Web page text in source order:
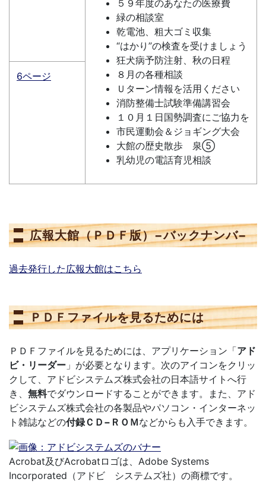
５９年度のあなたの医療費
緑の相談室
乾電池、粗大ゴミ収集
“はかり”の検査を受けましょう
狂犬病予防注射、秋の日程
８月の各種相談
Ｕターン情報を活用ください
消防整備士試験準備講習会
１０月１日国勢調査にご協力を
市民運動会＆ジョギング大会
大館の歴史散歩 泉⑤
乳幼児の電話育児相談
6ページ
広報大館（ＰＤＦ版）−バックナンバ−
過去発行した広報大館はこちら
ＰＤＦファイルを見るためには
ＰＤＦファイルを見るためには、アプリケーション「アド
ビ・リーダー 」が必要となります。次のアイコンをクリッ
クして、アドビシステムズ株式会社の日本語サイトへ行
き、 無料でダウンロードすることができます。また、アド
ビシステムズ株式会社の各製品やパソコン・インターネッ
ト雑誌などの付録ＣＤ−ＲＯＭなどからも入手できます。
Acrobat及びAcrobatロゴは、Adobe Systems
Incorporated（アドビ システムズ社）の商標です。